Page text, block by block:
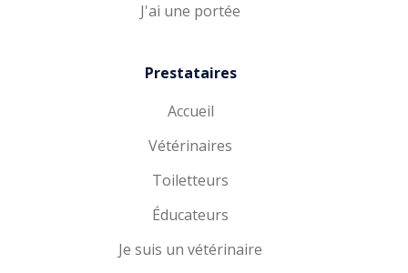
J'ai une portée
Prestataires
Accueil
Vétérinaires
Toiletteurs
Éducateurs
Je suis un vétérinaire